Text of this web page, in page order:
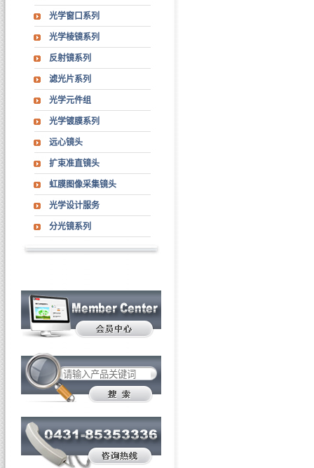
光学窗口系列
光学棱镜系列
反射镜系列
滤光片系列
光学元件组
光学镀膜系列
远心镜头
扩束准直镜头
虹膜图像采集镜头
光学设计服务
分光镜系列